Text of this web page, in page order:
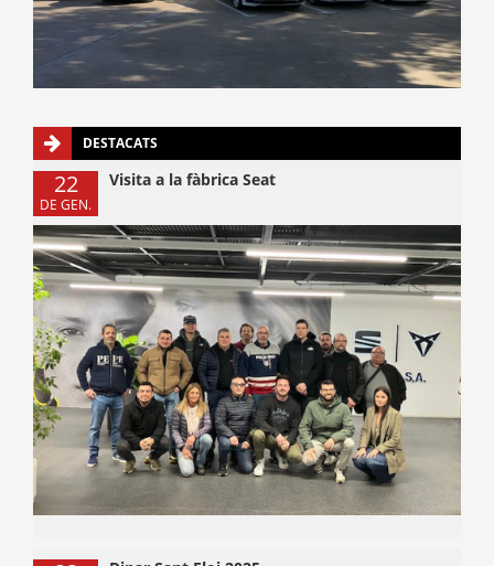
DESTACATS
22
DE GEN.
Visita a la fàbrica Seat